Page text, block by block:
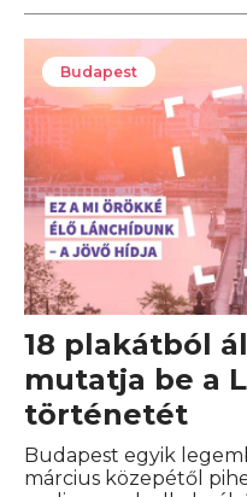
Budapest
18 plakátból
mutatja be a
történetét
Budapest egyik
március közepétől